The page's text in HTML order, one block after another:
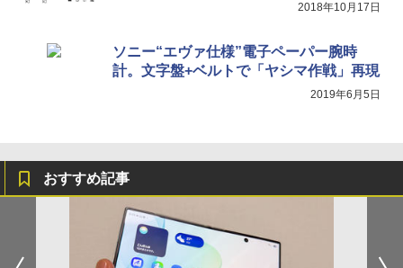
2018年10月17日
ソニー“エヴァ仕様”電子ペーパー腕時
計。文字盤+ベルトで「ヤシマ作戦」再現
2019年6月5日
おすすめ記事